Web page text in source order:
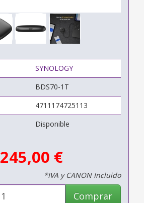
SYNOLOGY
BDS70-1T
4711174725113
Disponible
245,00 €
*IVA y CANON Incluido
Comprar